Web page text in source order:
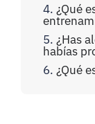
¿Qué
¿Has
habías
¿Qué